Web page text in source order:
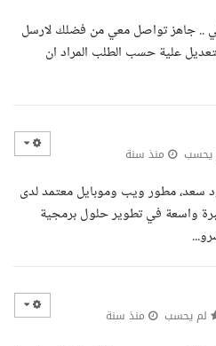
.. جاهز تواصل معي من فضلك لارسل
علية حسب الطلب المراد ان
يحسب منذ سنة
سعد، مطور ويب وموبايل معتمد لدى
واسعة في تطوير حلول برمجية
لم يحسب منذ سنة